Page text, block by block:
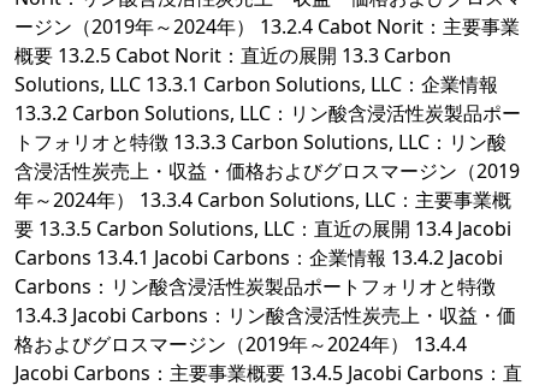
ージン（2019年～2024年） 13.2.4 Cabot Norit：主要事業
概要 13.2.5 Cabot Norit：直近の展開 13.3 Carbon
Solutions, LLC 13.3.1 Carbon Solutions, LLC：企業情報
13.3.2 Carbon Solutions, LLC：リン酸含浸活性炭製品ポー
トフォリオと特徴 13.3.3 Carbon Solutions, LLC：リン酸
含浸活性炭売上・収益・価格およびグロスマージン（2019
年～2024年） 13.3.4 Carbon Solutions, LLC：主要事業概
要 13.3.5 Carbon Solutions, LLC：直近の展開 13.4 Jacobi
Carbons 13.4.1 Jacobi Carbons：企業情報 13.4.2 Jacobi
Carbons：リン酸含浸活性炭製品ポートフォリオと特徴
13.4.3 Jacobi Carbons：リン酸含浸活性炭売上・収益・価
格およびグロスマージン（2019年～2024年） 13.4.4
Jacobi Carbons：主要事業概要 13.4.5 Jacobi Carbons：直